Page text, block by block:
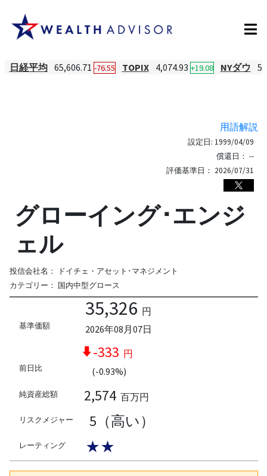
日経平均 65,606.71 -76.55 TOPIX 4,074.93 +19.08 NYダウ
用語解説
設定日: 1999/04/09
償還日： --
評価基準日： 2026/07/31
グローイング･エンジ
ェル
投信会社名：
ドイチェ・アセット･マネジメント
カテゴリー： 国内中型グロース
基準価額
35,326 円
2026年08月07日
前日比
-333 円
(-0.93%)
純資産総額 2,574 百万円
リスクメジャー 5（高い）
レーティング ★★